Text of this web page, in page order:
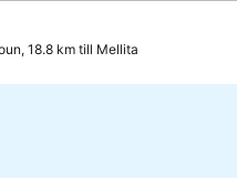
18.8 km till Mellita